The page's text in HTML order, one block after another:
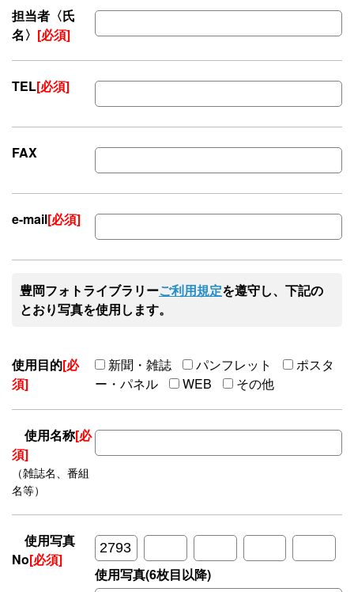
担当者〈氏
名〉 [必須]
TEL[必須]
FAX
e-mail[必須]
豊岡フォトライブラリーご利用規定を遵守し、下記の
とおり写真を使用します。
使用目的[必
須]
新聞・雑誌 パンフレット
ポスタ
ー・パネル
WEB その他
使用名称[必
須]
（雑誌名、番組
名等）
使用写真
No[必須]
使用写真(6枚目以降)